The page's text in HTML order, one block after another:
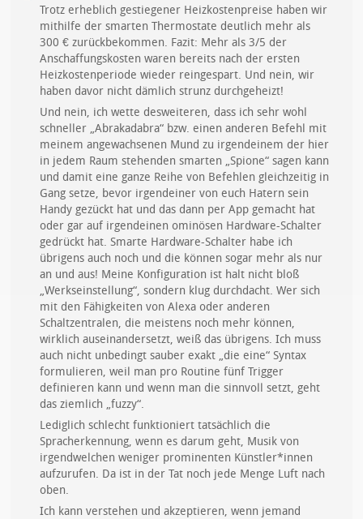
Trotz erheblich gestiegener Heizkostenpreise haben wir
mithilfe der smarten Thermostate deutlich mehr als
300 € zurückbekommen. Fazit: Mehr als 3/5 der
Anschaffungskosten waren bereits nach der ersten
Heizkostenperiode wieder reingespart. Und nein, wir
haben davor nicht dämlich strunz durchgeheizt!
Und nein, ich wette desweiteren, dass ich sehr wohl
schneller „Abrakadabra“ bzw. einen anderen Befehl mit
meinem angewachsenen Mund zu irgendeinem der hier
in jedem Raum stehenden smarten „Spione“ sagen kann
und damit eine ganze Reihe von Befehlen gleichzeitig in
Gang setze, bevor irgendeiner von euch Hatern sein
Handy gezückt hat und das dann per App gemacht hat
oder gar auf irgendeinen ominösen Hardware-Schalter
gedrückt hat. Smarte Hardware-Schalter habe ich
übrigens auch noch und die können sogar mehr als nur
an und aus! Meine Konfiguration ist halt nicht bloß
„Werkseinstellung“, sondern klug durchdacht. Wer sich
mit den Fähigkeiten von Alexa oder anderen
Schaltzentralen, die meistens noch mehr können,
wirklich auseinandersetzt, weiß das übrigens. Ich muss
auch nicht unbedingt sauber exakt „die eine“ Syntax
formulieren, weil man pro Routine fünf Trigger
definieren kann und wenn man die sinnvoll setzt, geht
das ziemlich „fuzzy“.
Lediglich schlecht funktioniert tatsächlich die
Spracherkennung, wenn es darum geht, Musik von
irgendwelchen weniger prominenten Künstler*innen
aufzurufen. Da ist in der Tat noch jede Menge Luft nach
oben.
Ich kann verstehen und akzeptieren, wenn jemand